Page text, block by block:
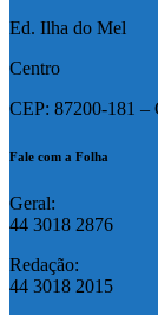
Ed. Ilha do Mel
Centro
CEP: 87200-181 –
Fale com a Folha
Geral:
44 3018 2876
Redação:
44 3018 2015